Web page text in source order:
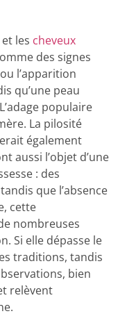
les cheveux
des signes
l’apparition
qu’une peau
populaire
La pilosité
également
aussi l’objet d’une
: des
que l’absence
cette
nombreuses
Si elle dépasse le
traditions, tandis
bien
relèvent